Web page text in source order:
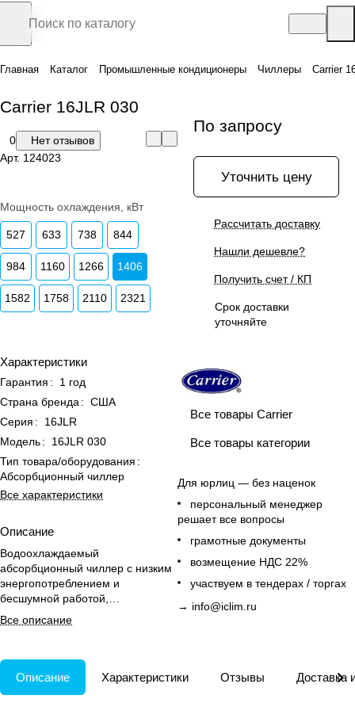
Главная Каталог Промышленные кондиционеры Чиллеры Carrier
Carrier 16JLR 030
0
Нет отзывов
Арт. 124023
Мощность охлаждения, кВт
527 633 738 844
984 1160 1266 1406
1582 1758 2110 2321
Характеристики
Гарантия :
1 год
Страна бренда : США
Серия :
16JLR
Модель:
16JLR 030
Тип товара/оборудования :
Абсорбционный чиллер
Все характеристики
Описание
Водоохлаждаемый
абсорбционный чиллер с низким
энергопотреблением и
бесшумной работой,
обеспечивающий эффективное
охлаждение и минимальное
среду.
Все описание
По запросу
Уточнить цену
Рассчитать доставку
Нашли дешевле?
Получить счет / КП
Срок доставки
уточняйте
Все товары Carrier
Все товары категории
Для юрлиц — без наценок
персональный менеджер
решает все вопросы
грамотные документы
возмещение НДС 22%
участвуем в тендерах / торгах
→ info@iclim.ru
Описание Характеристики Отзывы Доставка